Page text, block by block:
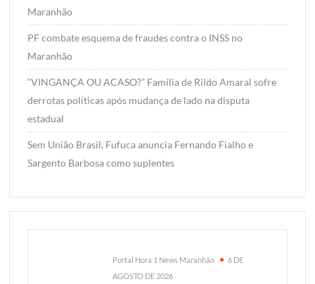
Maranhão
PF combate esquema de fraudes contra o INSS no
Maranhão
“VINGANÇA OU ACASO?” Família de Rildo Amaral sofre
derrotas políticas após mudança de lado na disputa
estadual
Sem União Brasil, Fufuca anuncia Fernando Fialho e
Sargento Barbosa como suplentes
Portal Hora 1 News Maranhão
6 DE
AGOSTO DE 2026